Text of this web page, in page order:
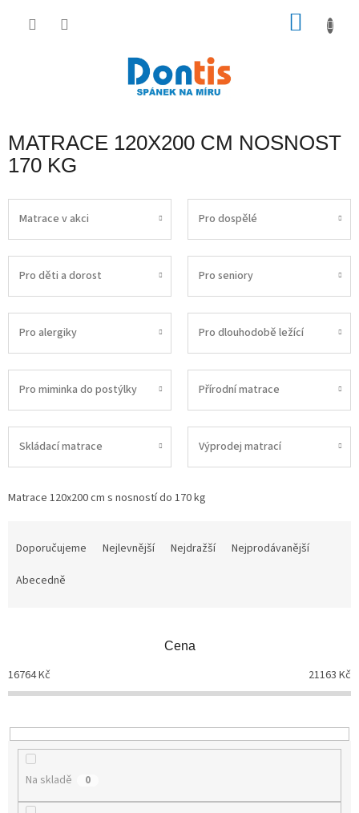
MATRACE 120X200 CM NOSNOST
170 KG
Matrace v akci Pro dospělé
Pro děti a dorost Pro seniory
Pro alergiky Pro dlouhodobě ležící
Pro miminka do postýlky Přírodní matrace
Skládací matrace Výprodej matrací
Matrace 120x200 cm s nosností do 170 kg
o
d
k
t
Doporučujeme Nejlevnější Nejdražší
Nejprodávanější
Abecedně
Cena
16764Kč 21163 Kč
Na skladě 0